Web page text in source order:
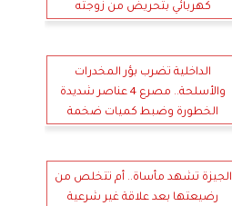
كهربائي بتحريض من زوجته
الداخلية تضرب بؤر المخدرات
والأسلحة.. مصرع 4 عناصر شديدة
الخطورة وضبط كميات ضخمة
الجيزة تشهد مأساة.. أم تتخلص من
رضيعتها بعد علاقة غير شرعية